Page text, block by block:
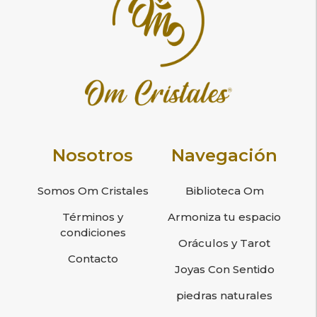
Nosotros
Somos Om Cristales
Términos y
condiciones
Contacto
Navegación
Biblioteca Om
Armoniza tu espacio
Oráculos y Tarot
Joyas Con Sentido
piedras naturales